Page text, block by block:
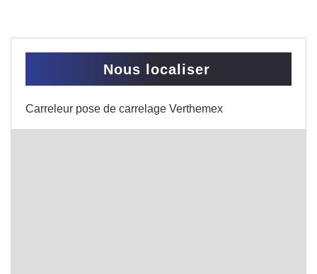
Nous localiser
Carreleur pose de carrelage Verthemex